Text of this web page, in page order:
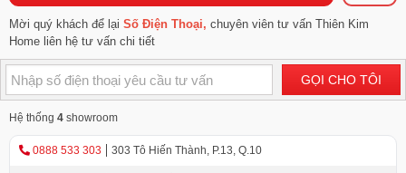
Mời quý khách để lại Số Điện Thoại, chuyên viên tư vấn Thiên Kim
Home liên hệ tư vấn chi tiết
GỌI CHO TÔI
Hệ thống 4 showroom
0888 533 303 303 Tô Hiến Thành, P.13, Q.10